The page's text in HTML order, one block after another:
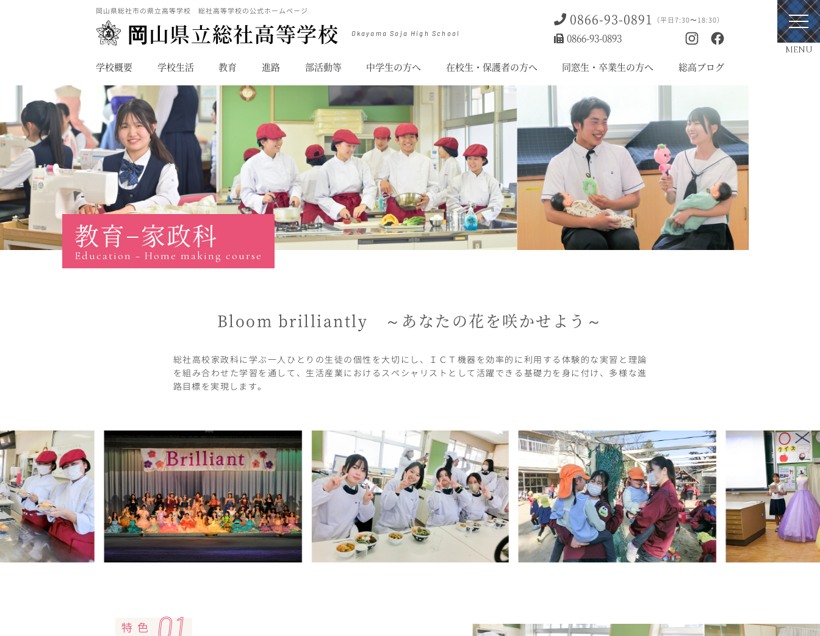
岡山県総社市の県立高等学校 総社高等学校の公式ホームページ
岡山県立総社高等学校 Okayama Soja High School
0866-93-0891 （平日7:30〜18:30）
0866-93-0893
学校概要 学校生活 教育 進路 部活動等 中学生の方へ 在校生・保護者の方へ 同窓生・卒業生の方へ 総高ブログ
MENU
教育−家政科
Education − Home making course
Bloom brilliantly ～あなたの花を咲かせよう～
総社高校家政科に学ぶ一人ひとりの生徒の個性を大切にし、ＩＣＴ機器を効率的に利用する体験的な実習と理論
を組み合わせた学習を通して、生活産業におけるスペシャリストとして活躍できる基礎力を身に付け、多様な進
路目標を実現します。
特 色